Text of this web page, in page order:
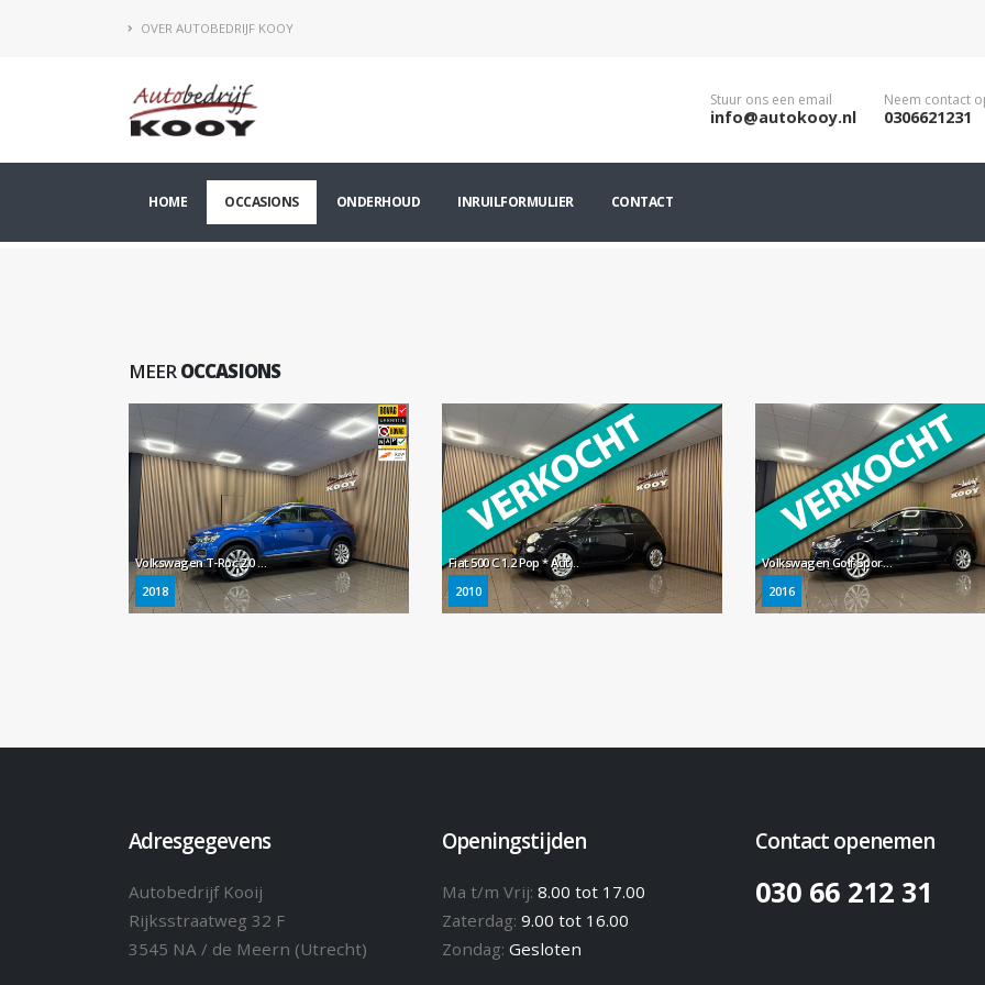
OVER AUTOBEDRIJF KOOY
Stuur ons een email
info@autokooy.nl
Neem contact
0306621231
HOME OCCASIONS ONDERHOUD INRUILFORMULIER CONTACT
MEEROCCASIONS
Volkswagen T-Roc 2.0 TSI 4Motion Sport * Automaat / Carplay / Virtual cockpit / Camera / NL Auto *
2018
Fiat 500 C 1.2 Pop * Automaat / Elektr. Softtop / LM Velgen / NL Auto *
2010
Volkswagen Golf Sportsvan 1.2 TSI Business Edition * Automaat / 1e Eig / Dealer onderhouden / Trekhaak / NL Auto *
2016
Adresgegevens
Autobedrijf Kooij
Rijksstraatweg 32 F
3545 NA / de Meern (Utrecht)
Openingstijden
Ma t/m Vrij: 8.00 tot 17.00
Zaterdag: 9.00 tot 16.00
Zondag: Gesloten
Contact openemen
030 66 212 31